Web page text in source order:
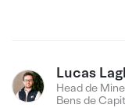
Lucas
Head de
Bens de